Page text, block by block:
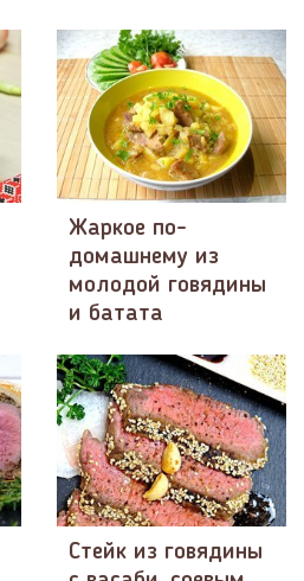
Жаркое по-
домашнему из
молодой говядины
и батата
Стейк из говядины